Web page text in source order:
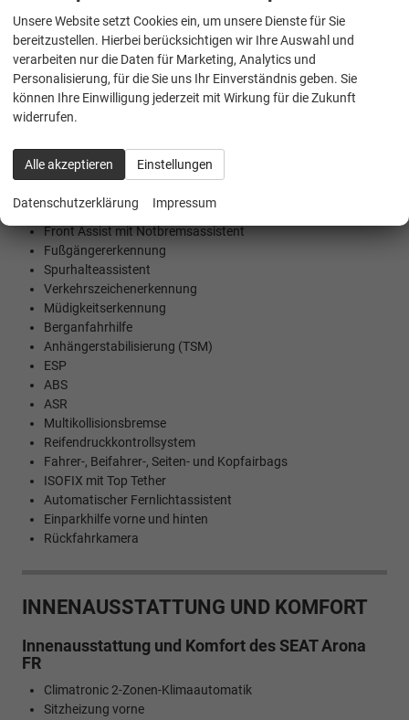
eCall Notrufsystem
Kabelloses Laden für Smartphones
6 Lautsprecher
Multifunktions-Lederlenkrad
Sicherheits- und Assistenzsysteme des SEAT
Arona FR
Adaptive Geschwindigkeitsregelung (ACC)
Front Assist mit Notbremsassistent
Fußgängererkennung
Spurhalteassistent
Verkehrszeichenerkennung
Müdigkeitserkennung
Berganfahrhilfe
Anhängerstabilisierung (TSM)
ESP
ABS
ASR
Multikollisionsbremse
Reifendruckkontrollsystem
Fahrer-, Beifahrer-, Seiten- und Kopfairbags
ISOFIX mit Top Tether
Automatischer Fernlichtassistent
Einparkhilfe vorne und hinten
Rückfahrkamera
INNENAUSSTATTUNG UND KOMFORT
Innenausstattung und Komfort des SEAT Arona
FR
Climatronic 2-Zonen-Klimaautomatik
Sitzheizung vorne
Unsere Website setzt Cookies ein, um unsere Dienste für Sie
bereitzustellen. Hierbei berücksichtigen wir Ihre Auswahl und
verarbeiten nur die Daten für Marketing, Analytics und
Personalisierung, für die Sie uns Ihr Einverständnis geben. Sie
können Ihre Einwilligung jederzeit mit Wirkung für die Zukunft
widerrufen.
Alle akzeptieren Einstellungen
Datenschutzerklärung Impressum